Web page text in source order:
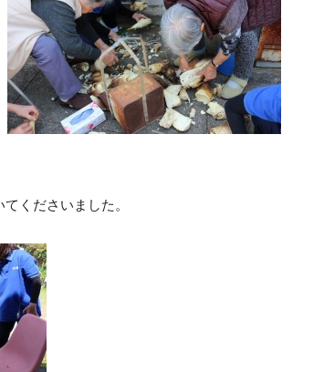
くださいました。